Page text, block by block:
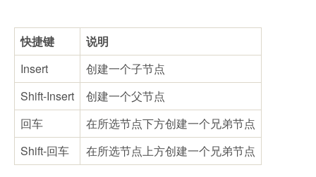
快捷键
说明
Insert
创建一个子节点
Shift-Insert
创建一个父节点
回车
在所选节点下方创建一个兄弟节点
Shift-回车
在所选节点上方创建一个兄弟节点